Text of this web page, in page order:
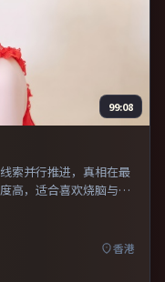
99:08
索并行推进，真相在最
高，适合喜欢烧脑与推
影迷。
香港